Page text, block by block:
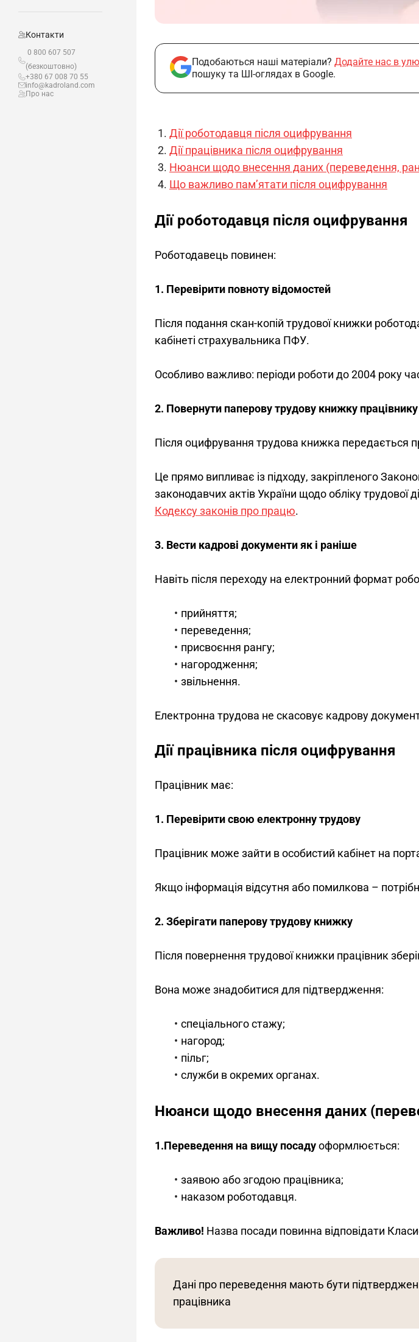
Контакти
0 800 607 507
(безкоштовно)
+380 67 008 70 55
info@kadroland.com
Про нас
Подобаються наші матеріали? Додайте нас в
пошуку та ШІ-оглядах в Google.
Дії роботодавця після оцифрування
Дії працівника після оцифрування
Нюанси щодо внесення даних (переведення,
Що важливо пам’ятати після оцифрування
Дії роботодавця після оцифрування
Роботодавець повинен:
1. Перевірити повноту відомостей
Після подання скан-копій трудової книжки
кабінеті страхувальника ПФУ.
Особливо важливо: періоди роботи до 2004 року
2. Повернути паперову трудову книжку працівнику
Після оцифрування трудова книжка передається
Це прямо випливає із підходу, закріпленого
законодавчих актів України щодо обліку трудової
Кодексу законів про працю.
3. Вести кадрові документи як і раніше
Навіть після переходу на електронний формат
прийняття;
переведення;
присвоєння рангу;
нагородження;
звільнення.
Електронна трудова не скасовує кадрову
Дії працівника після оцифрування
Працівник має:
1. Перевірити свою електронну трудову
Працівник може зайти в особистий кабінет на
Якщо інформація відсутня або помилкова –
2. Зберігати паперову трудову книжку
Після повернення трудової книжки працівник
Вона може знадобитися для підтвердження:
спеціального стажу;
нагород;
пільг;
служби в окремих органах.
Нюанси щодо внесення даних
1.Переведення на вищу посаду оформлюється:
заявою або згодою працівника;
наказом роботодавця.
Важливо! Назва посади повинна відповідати
Дані про переведення мають бути
працівника